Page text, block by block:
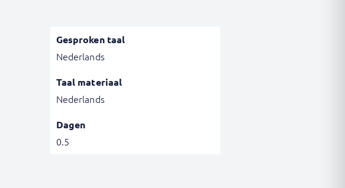
Gesproken taal
Nederlands
Taal materiaal
Nederlands
Dagen
0.5